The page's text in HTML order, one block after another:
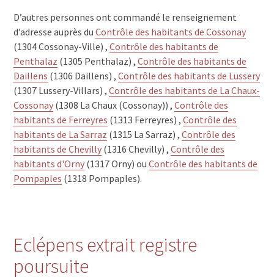
D’autres personnes ont commandé le renseignement
d’adresse auprès duContrôle des habitants de Cossonay
(1304 Cossonay-Ville) ,Contrôle des habitants de
Penthalaz (1305 Penthalaz) ,Contrôle des habitants de
Daillens (1306 Daillens) ,Contrôle des habitants de Lussery
(1307 Lussery-Villars) ,Contrôle des habitants de La Chaux-
Cossonay (1308 La Chaux (Cossonay)) ,Contrôle des
habitants de Ferreyres (1313 Ferreyres) ,Contrôle des
habitants de La Sarraz (1315 La Sarraz) ,Contrôle des
habitants de Chevilly (1316 Chevilly) ,Contrôle des
habitants d'Orny (1317 Orny) ouContrôle des habitants de
Pompaples (1318 Pompaples).
Eclépens extrait registre
poursuite